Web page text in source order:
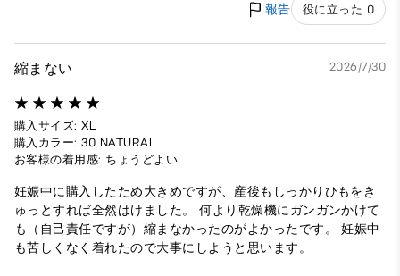
報告 役に立った 0
縮まない 2026/7/30
購入サイズ: XL
購入カラー: 30 NATURAL
お客様の着用感: ちょうどよい
妊娠中に購入したため大きめですが、産後もしっかりひもをき
ゅっとすれば全然はけました。 何より乾燥機にガンガンかけて
も（自己責任ですが）縮まなかったのがよかったです。 妊娠中
も苦しくなく着れたので大事にしようと思います。